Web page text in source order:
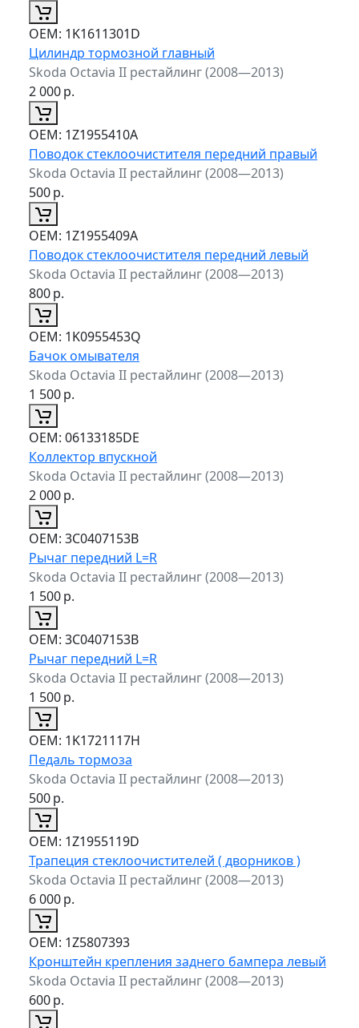
ОЕМ: 1K1611301D
Цилиндр тормозной главный
Skoda Octavia II рестайлинг (2008—2013)
2 000р.
ОЕМ: 1Z1955410A
Поводок стеклоочистителя передний правый
Skoda Octavia II рестайлинг (2008—2013)
500р.
ОЕМ: 1Z1955409A
Поводок стеклоочистителя передний левый
Skoda Octavia II рестайлинг (2008—2013)
800р.
ОЕМ: 1K0955453Q
Бачок омывателя
Skoda Octavia II рестайлинг (2008—2013)
1 500р.
ОЕМ: 06133185DE
Коллектор впускной
Skoda Octavia II рестайлинг (2008—2013)
2 000р.
ОЕМ: 3C0407153B
Рычаг передний L=R
Skoda Octavia II рестайлинг (2008—2013)
1 500р.
ОЕМ: 3C0407153B
Рычаг передний L=R
Skoda Octavia II рестайлинг (2008—2013)
1 500р.
ОЕМ: 1K1721117H
Педаль тормоза
Skoda Octavia II рестайлинг (2008—2013)
500р.
ОЕМ: 1Z1955119D
Трапеция стеклоочистителей ( дворников )
Skoda Octavia II рестайлинг (2008—2013)
6 000р.
ОЕМ: 1Z5807393
Кронштейн крепления заднего бампера левый
Skoda Octavia II рестайлинг (2008—2013)
600р.